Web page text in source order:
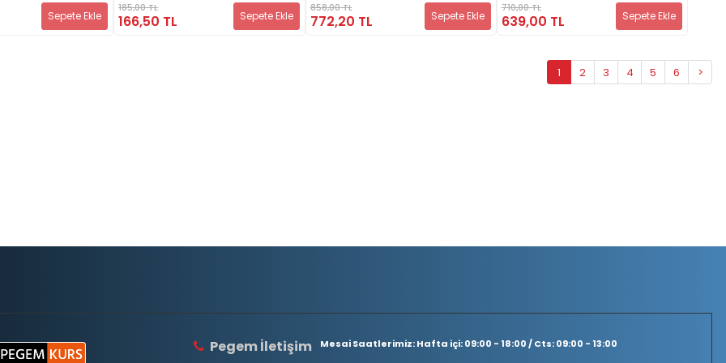
Sepete Ekle
185,00 TL
166,50 TL Sepete Ekle
858,00 TL
772,20 TL Sepete Ekle
710,00 TL
639,00 TL Sepete Ekle
1 2 3 4 5 6 >
Pegem İletişim Mesai Saatlerimiz: Hafta içi: 09:00 - 18:00 / Cts: 09:00 - 13:00